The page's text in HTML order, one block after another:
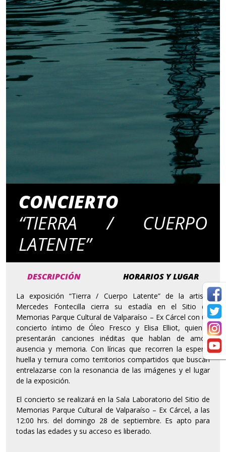
CONCIERTO
“TIERRA / CUERPO
LATENTE”
DESCRIPCIÓN HORARIOS Y LUGAR
La exposición “Tierra / Cuerpo Latente” de la artista
Mercedes Fontecilla cierra su estadía en el Sitio de
Memorias Parque Cultural de Valparaíso – Ex Cárcel con un
concierto íntimo de Óleo Fresco y Elisa Elliot, quienes
presentarán canciones inéditas que hablan de amor,
ausencia y memoria. Con líricas que recorren la espera,
huella y ternura como territorios compartidos que buscan
entrelazarse con la resonancia de las imágenes y el lugar
de la exposición.
El concierto se realizará en la Sala Laboratorio del Sitio de
Memorias Parque Cultural de Valparaíso – Ex Cárcel, a las
12:00 hrs. del domingo 28 de septiembre. Es apto para
todas las edades y su acceso es liberado.